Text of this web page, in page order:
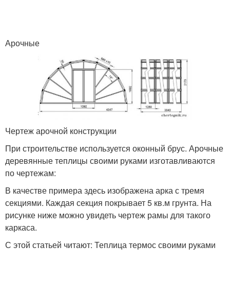
Арочные
Чертеж арочной конструкции
При строительстве используется оконный брус. Арочные
деревянные теплицы своими руками изготавливаются
по чертежам:
В качестве примера здесь изображена арка с тремя
секциями. Каждая секция покрывает 5 кв.м грунта. На
рисунке ниже можно увидеть чертеж рамы для такого
каркаса.
С этой статьей читают: Теплица термос своими руками